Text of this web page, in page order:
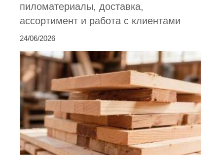
пиломатериалы, доставка,
ассортимент и работа с клиентами
24/06/2026